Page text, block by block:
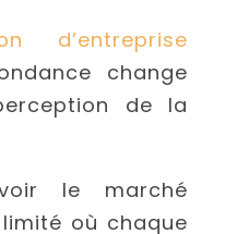
d’entreprise
change
de la
le marché
où chaque